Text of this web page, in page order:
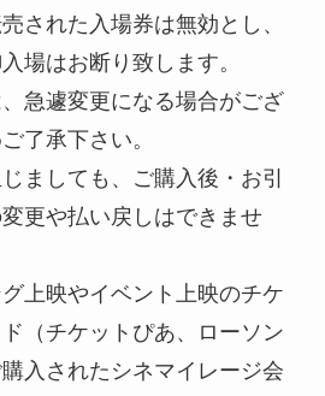
された入場券は無効とし、
場はお断り致します。
急遽変更になる場合がござ
了承下さい。
ましても、ご購入後・お引
更や払い戻しはできませ
上映やイベント上映のチケ
（チケットぴあ、ローソン
入されたシネマイレージ会